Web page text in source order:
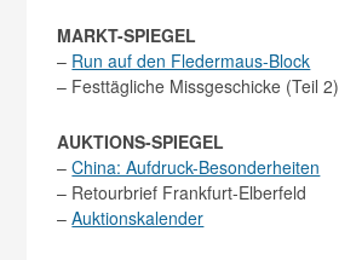
MARKT-SPIEGEL
– Run auf den Fledermaus-Block
– Festtägliche Missgeschicke (Teil 2)
AUKTIONS-SPIEGEL
–China: Aufdruck-Besonderheiten
– Retourbrief Frankfurt-Elberfeld
–Auktionskalender